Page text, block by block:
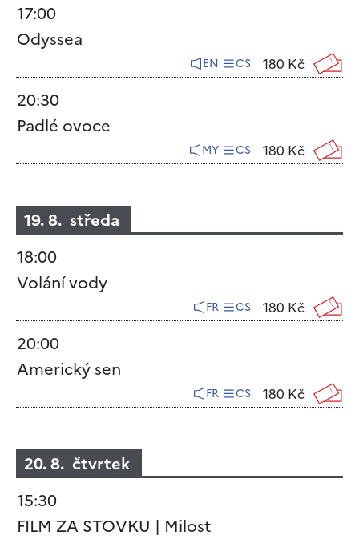
17:00
Odyssea
EN CS 180 Kč
20:30
Padlé ovoce
MY CS 180 Kč
19. 8. středa
18:00
Volání vody
FR CS 180 Kč
20:00
Americký sen
FR CS 180 Kč
20. 8. čtvrtek
15:30
FILM ZA STOVKU | Milost